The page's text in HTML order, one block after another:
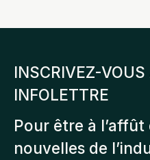
INSCRIVEZ-VOUS
INFOLETTRE
Pour être à
nouvelles de